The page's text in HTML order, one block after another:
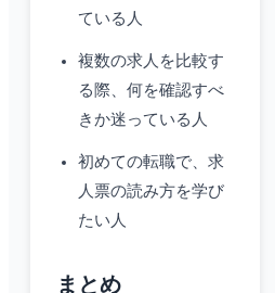
ている人
複数の求人を比較す
る際、何を確認すべ
きか迷っている人
初めての転職で、求
人票の読み方を学び
たい人
まとめ